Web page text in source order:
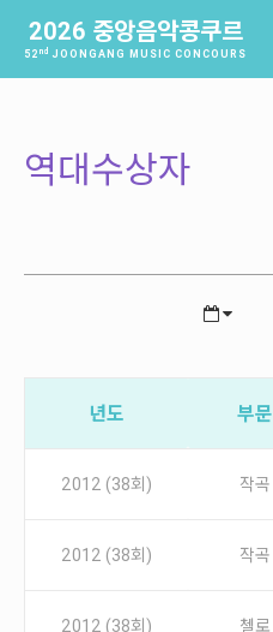
2026 중앙음악콩쿠르
52 nd JOONGANG MUSIC CONCOURS
소개
역사
참가신청
본선진출자 및 결과
안내
역대수상자
년도 부문
2012 (38회) 작곡
2012 (38회) 작곡
2012 (38회) 첼로